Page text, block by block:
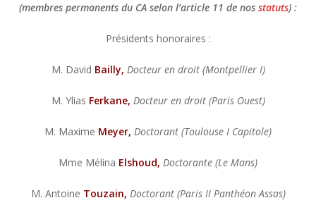
(membres permanents du CA selon l’article 11 de nos statuts) :
Présidents honoraires :
M. David Bailly, Docteur en droit (Montpellier I)
M. Ylias Ferkane, Docteur en droit (Paris Ouest)
M. Maxime Meyer, Doctorant (Toulouse I Capitole)
Mme Mélina Elshoud, Doctorante (Le Mans)
M. Antoine Touzain, Doctorant (Paris II Panthéon Assas)